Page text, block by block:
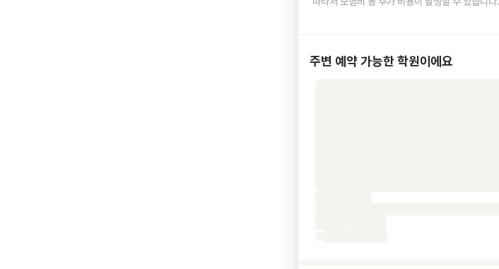
주변 예약 가능한 학원이에요